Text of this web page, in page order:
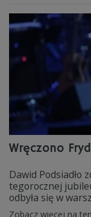
Wręczono
Dawid Podsiadło
tegorocznej
odbyła się w
Zobacz więcej na